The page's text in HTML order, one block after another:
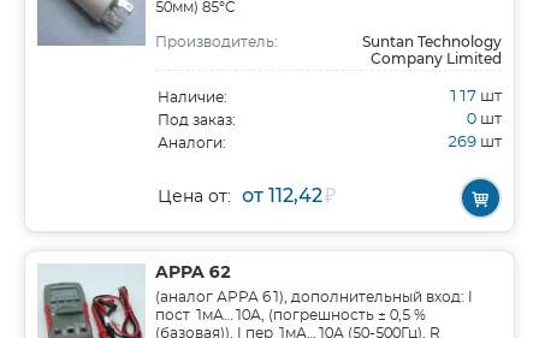
50мм) 85°C
Производитель:
Suntan Technology
Company Limited
Наличие: 117 шт
Под заказ: 0 шт
Аналоги: 269 шт
Цена от: от 112,42₽
APPA 62
(аналог АРРА 61), дополнительный вход: I
пост 1мА…10А, (погрешность ± 0,5 %
(базовая)), I пер 1мА…10А (50-500Гц), R